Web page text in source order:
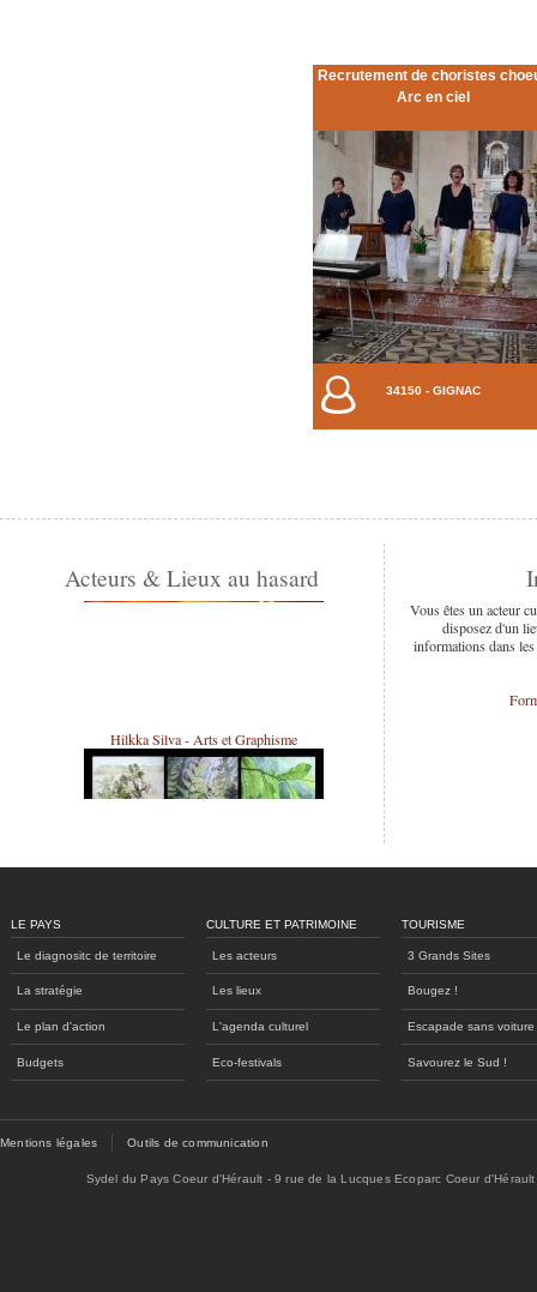
Recrutement de choristes
Arc en ciel
34150 - GIGNAC
Acteurs & Lieux au hasard
Vous êtes un acteur
disposez d'un
informations dans
LE PAYS
Le diagnositc de territoire
La stratégie
Le plan d'action
Budgets
CULTURE ET PATRIMOINE
Les acteurs
Les lieux
L'agenda culturel
Eco-festivals
TOURISME
3 Grands Sites
Bougez !
Escapade sans voiture
Savourez le Sud !
Mentions légales Outils de communication
Sydel du Pays Coeur d'Hérault - 9 rue de la Lucques Ecoparc Coeur